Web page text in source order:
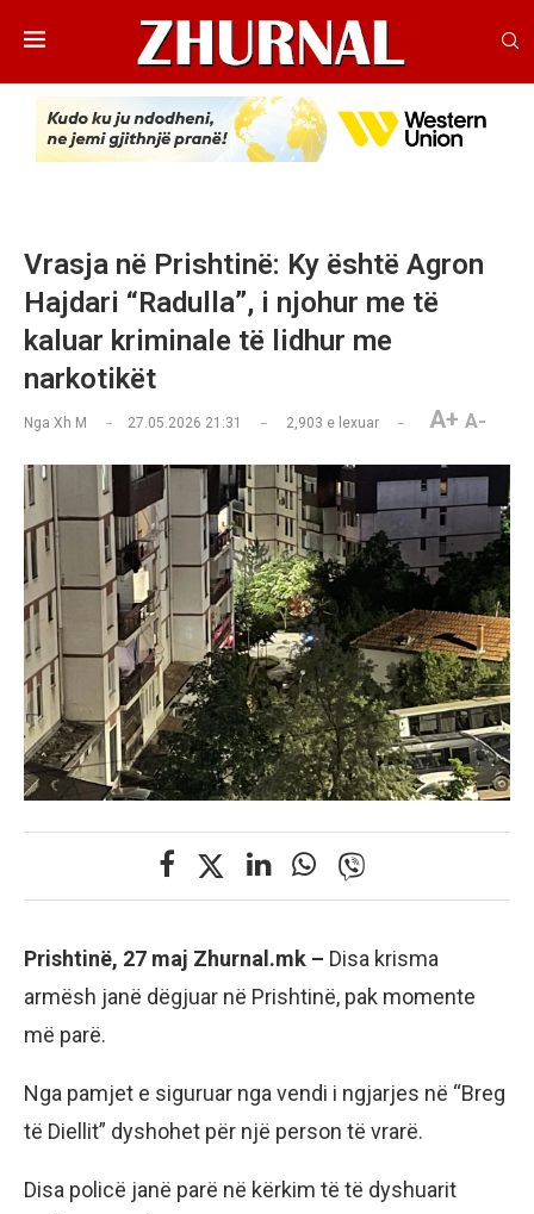
Vrasja në Prishtinë: Ky është Agron
Hajdari “Radulla”, i njohur me të
kaluar kriminale të lidhur me
narkotikët
Nga Xh M 27.05.2026 21:31 2,903 e lexuar A+ A-
Prishtinë, 27 maj Zhurnal.mk – Disa krisma
armësh janë dëgjuar në Prishtinë, pak momente
më parë.
Nga pamjet e siguruar nga vendi i ngjarjes në “Breg
të Diellit” dyshohet për një person të vrarë.
Disa policë janë parë në kërkim të të dyshuarit